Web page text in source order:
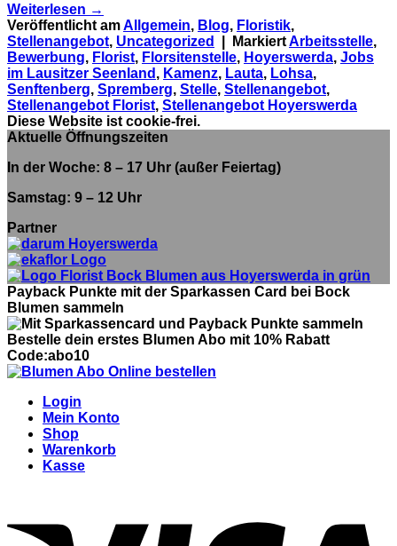
Weiterlesen →
Veröffentlicht amAllgemein, Blog, Floristik,
Stellenangebot, Uncategorized MarkiertArbeitsstelle,
Bewerbung, Florist, Florsitenstelle, Hoyerswerda, Jobs
im Lausitzer Seenland , Kamenz, Lauta, Lohsa,
Senftenberg, Spremberg, Stelle, Stellenangebot,
Stellenangebot Florist, Stellenangebot Hoyerswerda
Diese Website ist cookie-frei.
Aktuelle Öffnungszeiten
In der Woche: 8 – 17 Uhr (außer Feiertag)
Samstag: 9 – 12 Uhr
Partner
Payback Punkte mit der Sparkassen Card bei Bock
Blumen sammeln
Bestelle dein erstes Blumen Abo mit 10% Rabatt
Code:abo10
Login
Mein Konto
Shop
Warenkorb
Kasse